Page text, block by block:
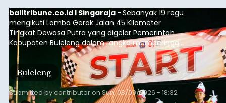
balitribune.co.id I Singaraja - Sebanyak 19 regu
mengikuti Lomba Gerak Jalan 45 Kilometer
Tingkat Dewasa Putra yang digelar Pemerintah
Kabupaten Buleleng dalam rangka memperingati
HUT ke-81 Kemerdekaan Republik Indonesia.
Lomba resmi dimulai dari Lapangan Sepak Bola
Desa Celukan Bawang, Sabtu (8/8/2026) malam.
Buleleng
Submitted bycontributoron Sun, 08/09/2026 - 18:32